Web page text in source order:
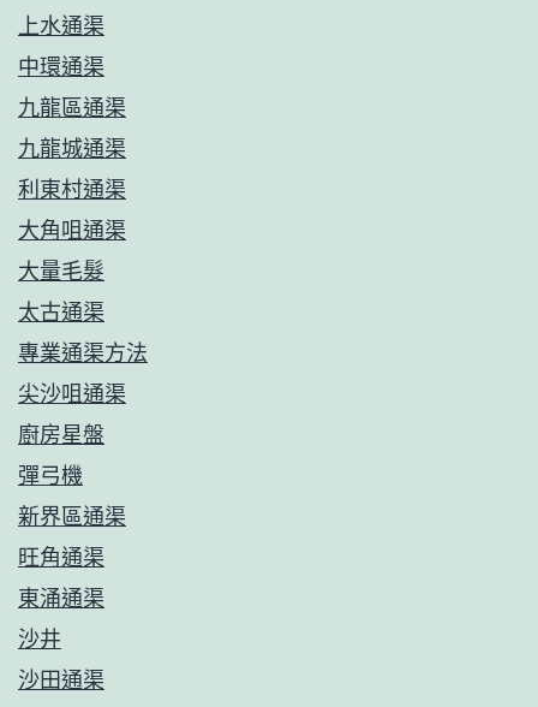
上水通渠
中環通渠
九龍區通渠
九龍城通渠
利東村通渠
大角咀通渠
大量毛髮
太古通渠
專業通渠方法
尖沙咀通渠
廚房星盤
彈弓機
新界區通渠
旺角通渠
東涌通渠
沙井
沙田通渠